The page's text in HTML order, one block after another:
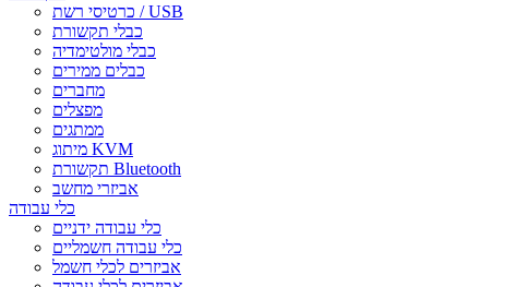
כרטיסי רשת / USB
כבלי תקשורת
כבלי מולטימדיה
כבלים ממירים
מחברים
מפצלים
ממתגים
מיתוג KVM
תקשורת Bluetooth
אביזרי מחשב
כלי עבודה
כלי עבודה ידניים
כלי עבודה חשמליים
אביזרים לכלי חשמל